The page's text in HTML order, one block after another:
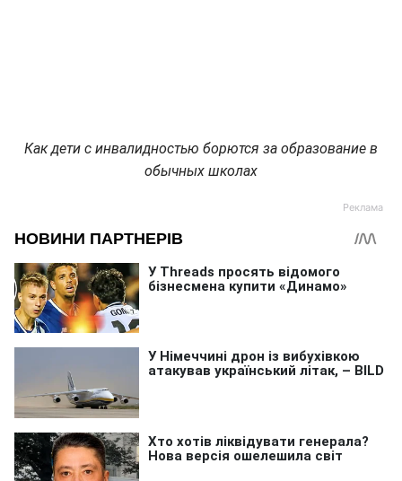
Как дети с инвалидностью борются за образование в
обычных школах